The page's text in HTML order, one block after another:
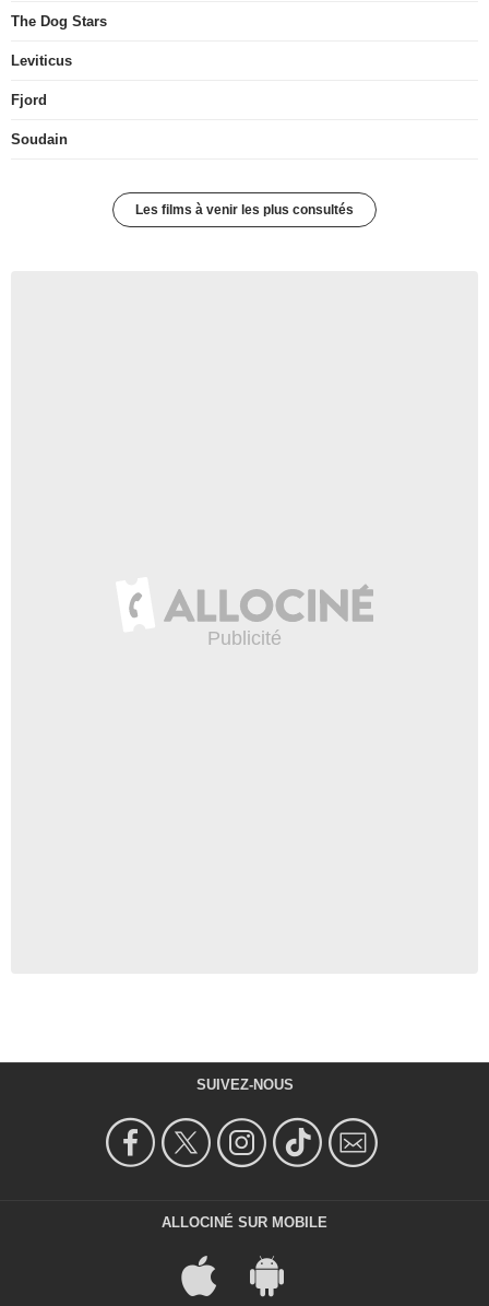
The Dog Stars
Leviticus
Fjord
Soudain
Les films à venir les plus consultés
SUIVEZ-NOUS
ALLOCINÉ SUR MOBILE